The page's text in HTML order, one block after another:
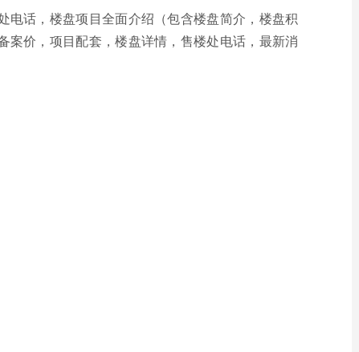
话，楼盘项目全面介绍（包含楼盘简介，楼盘积
价，项目配套，楼盘详情，售楼处电话，最新消